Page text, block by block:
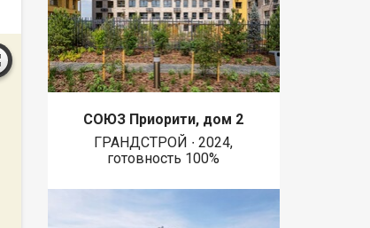
СОЮЗ Приорити, дом 2
ГРАНДСТРОЙ ∙ 2024,
готовность 100%